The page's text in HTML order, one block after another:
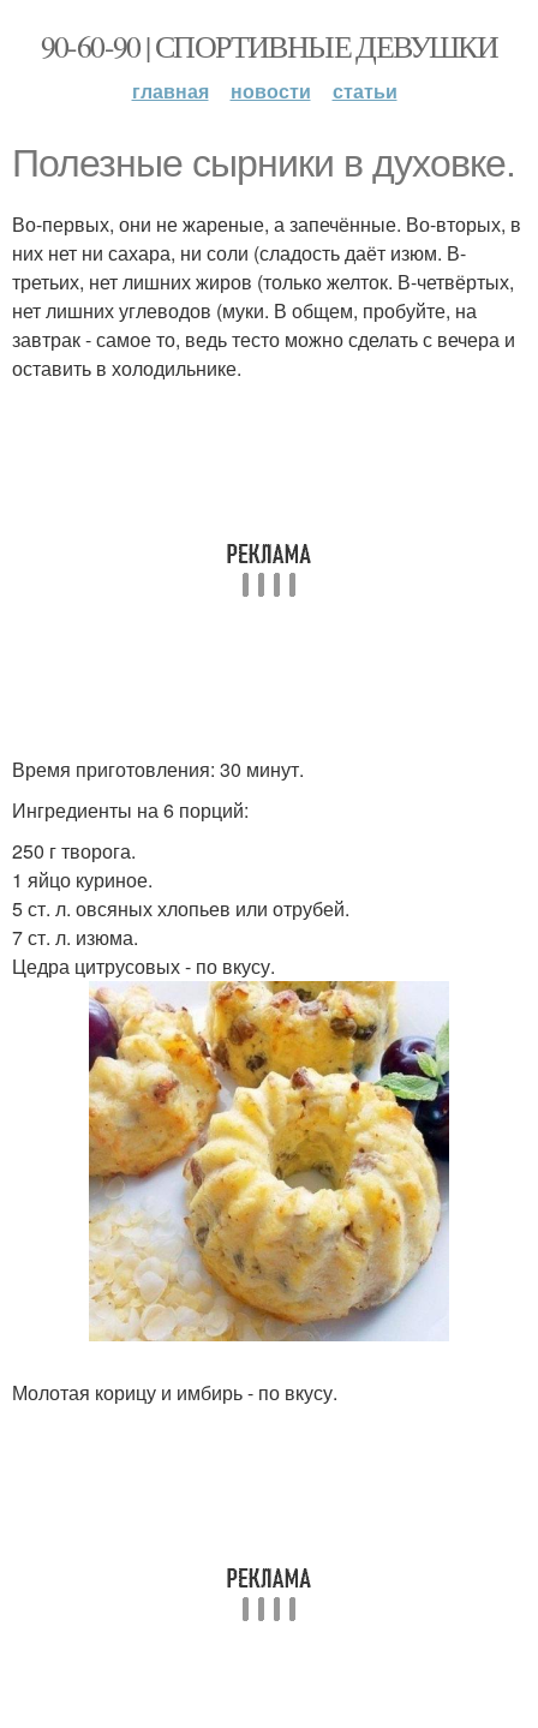
90-60-90 | СПОРТИВНЫЕ ДЕВУШКИ
главная новости статьи
Полезные сырники в духовке.
Во-первых, они не жареные, а запечённые. Во-вторых, в
них нет ни сахара, ни соли (сладость даёт изюм. В-
третьих, нет лишних жиров (только желток. В-четвёртых,
нет лишних углеводов (муки. В общем, пробуйте, на
завтрак - самое то, ведь тесто можно сделать с вечера и
оставить в холодильнике.
Время приготовления: 30 минут.
Ингредиенты на 6 порций:
250 г творога.
1 яйцо куриное.
5 ст. л. овсяных хлопьев или отрубей.
7 ст. л. изюма.
Цедра цитрусовых - по вкусу.
Молотая корицу и имбирь - по вкусу.